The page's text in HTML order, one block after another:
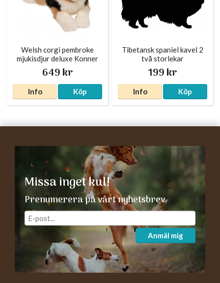
Welsh corgi pembroke
mjukisdjur deluxe Konner
649 kr
Info Köp
Tibetansk spaniel kavel 2
två storlekar
199 kr
Info Köp
Missa inget kul!
Prenumerera på vårt nyhetsbrev.
Anmäl mig